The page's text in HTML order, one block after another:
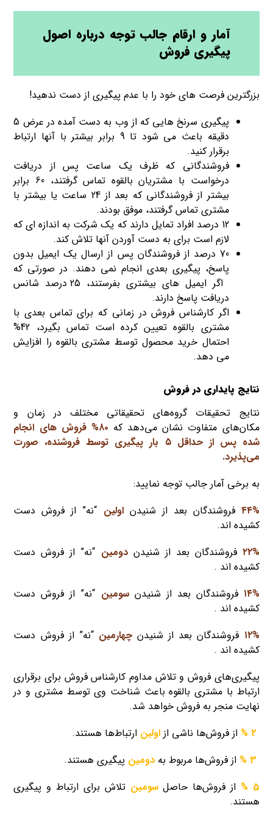
آمار و ارقام جالب توجه درباره اصول
پیگیری فروش
بزرگترین فرصت های خود را با عدم پیگیری از دست ندهید!
پیگیری سرنخ هایی که از وب به دست آمده در عرض 5
دقیقه باعث می شود تا 9 برابر بیشتر با آنها ارتباط
برقرار کنید.
فروشندگانی که ظرف یک ساعت پس از دریافت
درخواست با مشتریان بالقوه تماس گرفتند، 60 برابر
بیشتر از فروشندگانی که بعد از 24 ساعت یا بیشتر با
مشتری تماس گرفتند، موفق بودند.
12 درصد افراد تمایل دارند که یک شرکت به اندازه ای که
لازم است برای به دست آوردن آنها تلاش کند.
70 درصد از فروشندگان پس از ارسال یک ایمیل بدون
پاسخ، پیگیری بعدی انجام نمی دهند. در صورتی که
اگر ایمیل های بیشتری بفرستند، 25 درصد شانس
دریافت پاسخ دارند.
اگر کارشناس فروش در زمانی که برای تماس بعدی با
مشتری بالقوه تعیین کرده است تماس بگیرد، 42%
احتمال خرید محصول توسط مشتری بالقوه را افزایش
می دهد.
نتایج پایداری در فروش
نتایج تحقیقات گروه‌های تحقیقاتی مختلف در زمان و
مکان‌های متفاوت نشان می‌دهد که ۸۰% فروش های انجام
شده پس از حداقل ۵ بار پیگیری توسط فروشنده، صورت
می‌پذیرد.
به برخی آمار جالب توجه نمایید:
۴۴% فروشندگان بعد از شنیدناولین “نه” از فروش دست
کشیده اند.
۲۲% فروشندگان بعد از شنیدندومین “نه” از فروش دست
کشیده اند .
۱۴% فروشندگان بعد از شنیدنسومین “نه” از فروش دست
کشیده اند .
۱۲% فروشندگان بعد از شنیدنچهارمین “نه” از فروش دست
کشیده اند .
پیگیری‌های فروش و تلاش مداوم کارشناس فروش برای برقراری
ارتباط با مشتری بالقوه باعث شناخت وی توسط مشتری و در
نهایت منجر به فروش خواهد شد.
2 %
از فروش‌ها ناشی ازاولین ارتباط‌ها هستند.
3 %
از فروش‌ها مربوط بهدومین پیگیری هستند.
5 %
از فروش‌ها حاصلسومین تلاش برای ارتباط و پیگیری
هستند.